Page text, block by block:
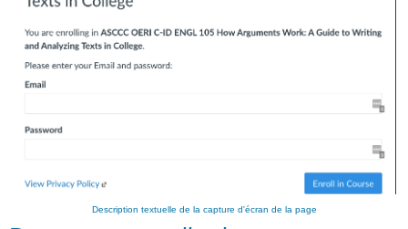
Description textuelle de la capture d'écran de la page